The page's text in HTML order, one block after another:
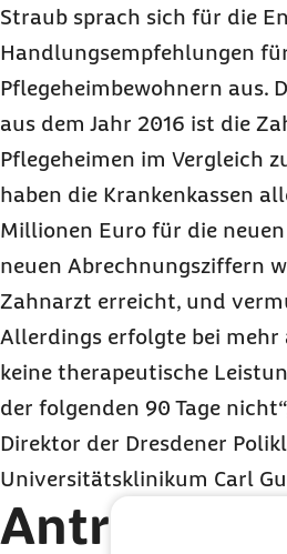
Straub sprach sich für die
Handlungsempfehlungen
Pflegeheimbewohnern aus.
aus dem Jahr 2016 ist die
Pflegeheimen im Vergleich
haben die Krankenkassen
Millionen Euro für die
neuen Abrechnungsziffern
Zahnarzt erreicht, und
Allerdings erfolgte bei mehr
keine therapeutische
der folgenden 90 Tage
Direktor der Dresdener
Universitätsklinikum Carl